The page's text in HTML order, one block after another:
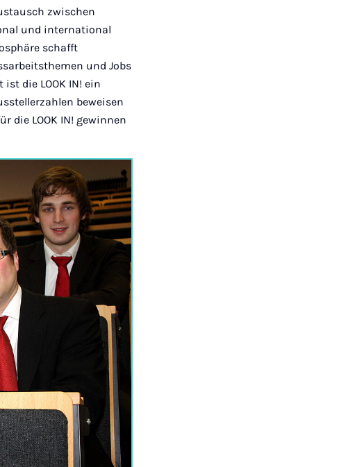
zwischen
und international
schafft
und Jobs
die LOOK IN! ein
beweisen
die LOOK IN! gewinnen